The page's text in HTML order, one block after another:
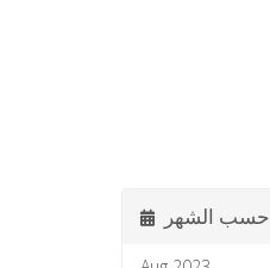
حسب الشهر